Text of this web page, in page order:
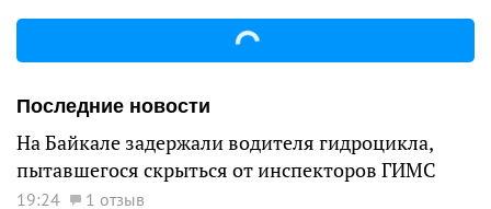
Последние новости
На Байкале задержали водителя гидроцикла,
пытавшегося скрыться от инспекторов ГИМС
19:24 1 отзыв